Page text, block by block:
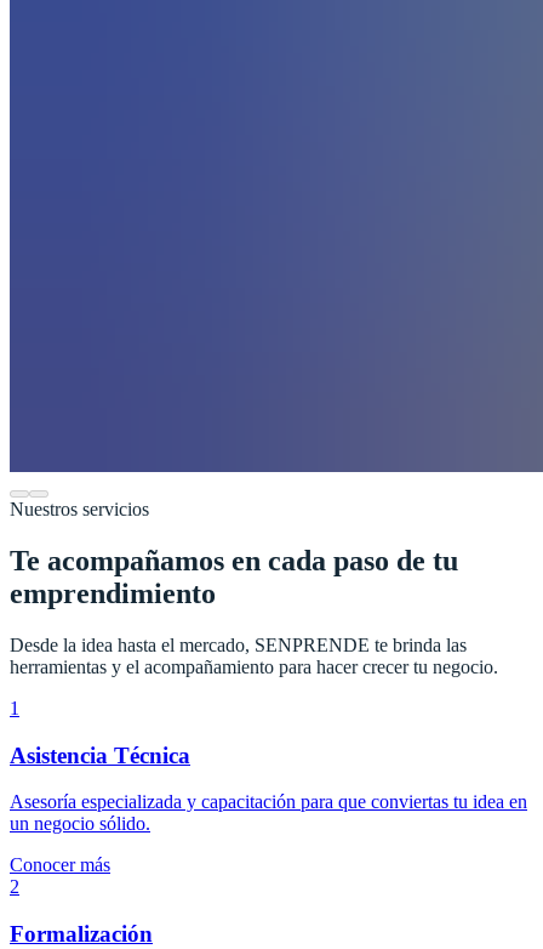
Nuestros servicios
Te acompañamos en cada paso de tu
emprendimiento
Desde la idea hasta el mercado, SENPRENDE te brinda las
herramientas y el acompañamiento para hacer crecer tu negocio.
1
Asistencia Técnica
Asesoría especializada y capacitación para que conviertas tu idea en
un negocio sólido.
Conocer más
2
Formalización